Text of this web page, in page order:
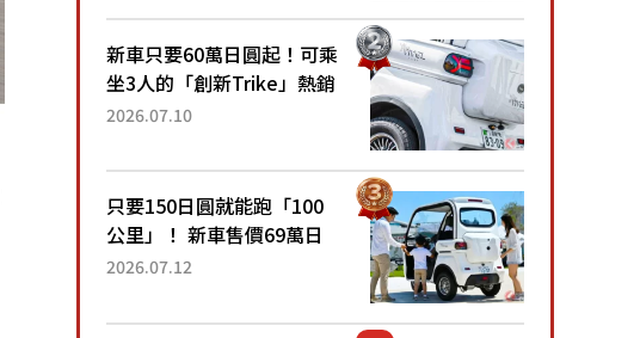
已陸續開始出口的新款
「B...
新車只要60萬日圓起！可乘
坐3人的「創新Trike」熱銷
大賣成為人氣車款！「養車
日圓就能跑100公里」「小
朋友坐得...
2026.07.10
只要150日圓就能跑「100
公里」！ 新車售價69萬日
圓的「3人座」Trike大受歡
為何能迅速熱賣？
2026.07.12